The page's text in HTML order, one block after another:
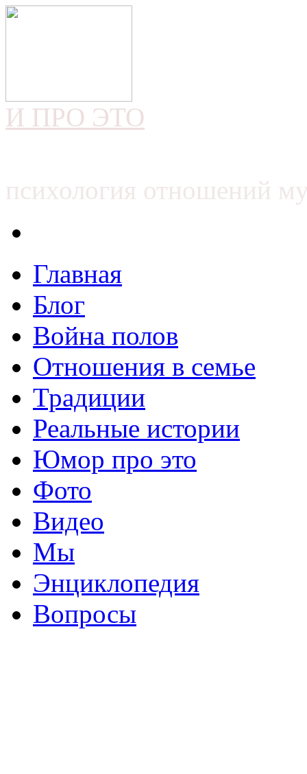
И ПРО ЭТО
психология отношений
Главная
Блог
Война полов
Отношения в семье
Традиции
Реальные истории
Юмор про это
Фото
Видео
Мы
Энциклопедия
Вопросы